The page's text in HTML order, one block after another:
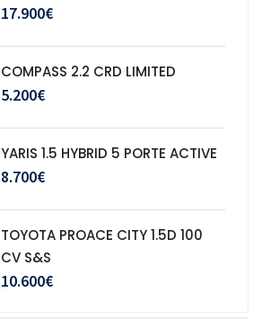
17.900€
COMPASS 2.2 CRD LIMITED
5.200€
YARIS 1.5 HYBRID 5 PORTE ACTIVE
8.700€
TOYOTA PROACE CITY 1.5D 100
CV S&S
10.600€